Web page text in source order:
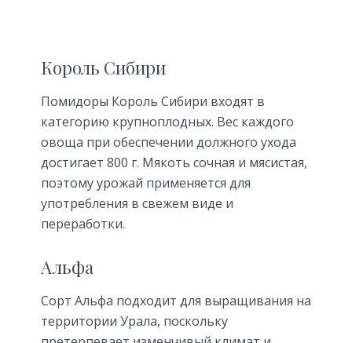
Король Сибири
Помидоры Король Сибири входят в
категорию крупноплодных. Вес каждого
овоща при обеспечении должного ухода
достигает 800 г. Мякоть сочная и мясистая,
поэтому урожай применяется для
употребления в свежем виде и
переработки.
Альфа
Сорт Альфа подходит для выращивания на
территории Урала, поскольку